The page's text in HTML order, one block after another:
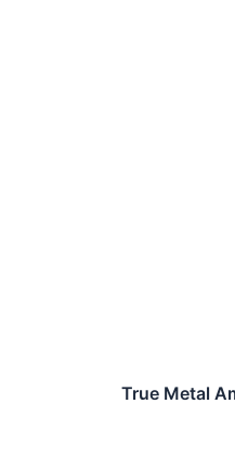
True Metal